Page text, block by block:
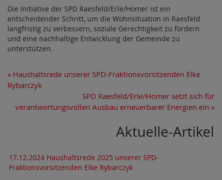
Die Initiative der SPD Raesfeld/Erle/Homer ist ein
entscheidender Schritt, um die Wohnsituation in Raesfeld
langfristig zu verbessern, soziale Gerechtigkeit zu fördern
und eine nachhaltige Entwicklung der Gemeinde zu
unterstützen.
« Haushaltsrede unserer SPD-Fraktionsvorsitzenden Elke
Rybarczyk
SPD Raesfeld/Erle/Homer setzt sich für
verantwortungsvollen Ausbau erneuerbarer Energien ein »
Aktuelle-Artikel
17.12.2024 Haushaltsrede 2025 unserer SPD-
Fraktionsvorsitzenden Elke Rybarczyk